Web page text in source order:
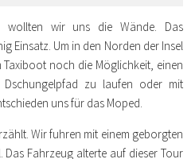
wollten wir uns die Wände. Das
Einsatz. Um in den Norden der Insel
noch die Möglichkeit, einen
Dschungelpfad zu laufen oder mit
uns für das Moped.
Wir fuhren mit einem geborgten
Fahrzeug alterte auf dieser Tour